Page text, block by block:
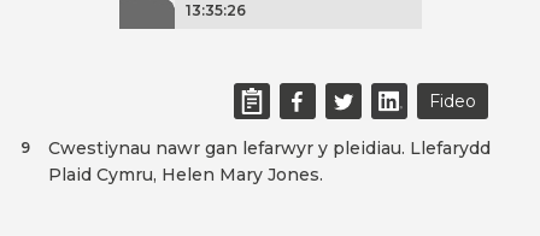
13:35:26
Fideo
Cwestiynau nawr gan lefarwyr y pleidiau. Llefarydd
Plaid Cymru, Helen Mary Jones.
9